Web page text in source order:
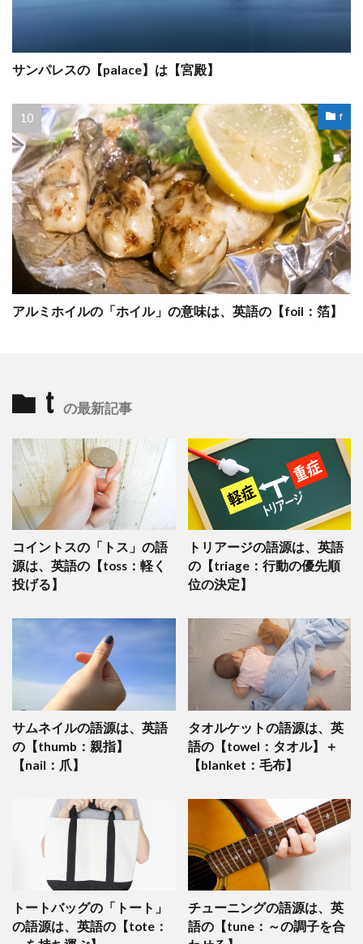
サンパレスの【palace】は【宮殿】
f
アルミホイルの「ホイル」の意味は、英語の【foil：箔】
t の最新記事
コイントスの「トス」の語
源は、英語の【toss：軽く
投げる】
トリアージの語源は、英語
の【triage：行動の優先順
位の決定】
サムネイルの語源は、英語
の【thumb：親指】
【nail：爪】
タオルケットの語源は、英
語の【towel：タオル】＋
【blanket：毛布】
トートバッグの「トート」
の語源は、英語の【tote：
チューニングの語源は、英
語の【tune：～の調子を合